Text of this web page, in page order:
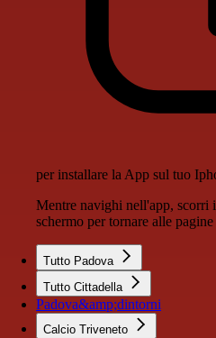
per installare la App sul tuo
Mentre navighi nell'app, scorri
schermo per tornare alle
Tutto Padova
Tutto Cittadella
Padova&amp;dintorni
Calcio Triveneto